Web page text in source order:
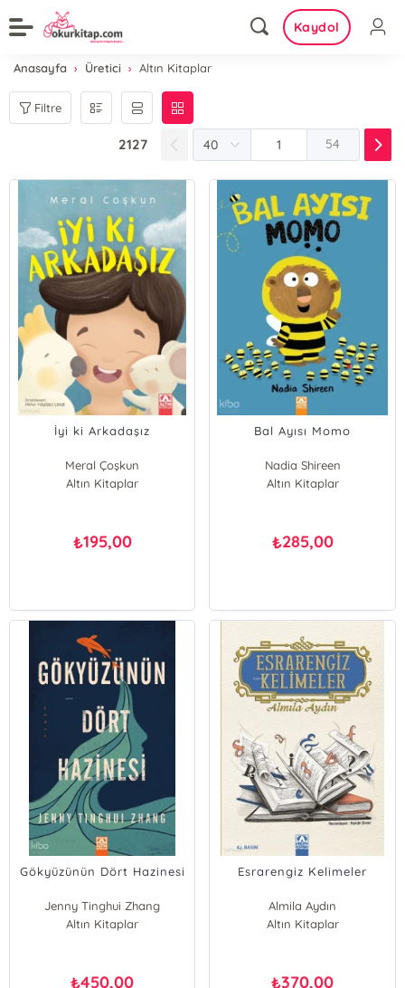
Kaydol
Anasayfa Üretici Altın Kitaplar
Filtre
2127 54
İyi ki Arkadaşız
Meral Çoşkun
Altın Kitaplar
₺195,00
Bal Ayısı Momo
Nadia Shireen
Altın Kitaplar
₺285,00
Gökyüzünün Dört Hazinesi
Jenny Tinghui Zhang
Altın Kitaplar
₺450,00
Esrarengiz Kelimeler
Almila Aydın
Altın Kitaplar
₺370,00